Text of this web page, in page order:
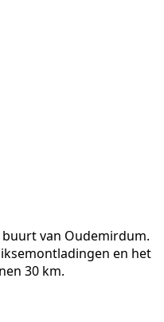
van Oudemirdum.
en het
30 km.